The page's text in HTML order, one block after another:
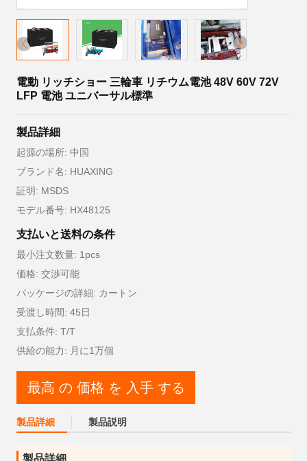
電動 リッチショー 三輪車 リチウム電池 48V 60V 72V
LFP 電池 ユニバーサル標準
製品詳細
起源の場所: 中国
ブランド名: HUAXING
証明: MSDS
モデル番号: HX48125
支払いと送料の条件
最小注文数量: 1pcs
価格: 交渉可能
パッケージの詳細: カートン
受渡し時間: 45日
支払条件: T/T
供給の能力: 月に1万個
最高 の 価格 を 入手 する
製品詳細 製品説明
製品詳細